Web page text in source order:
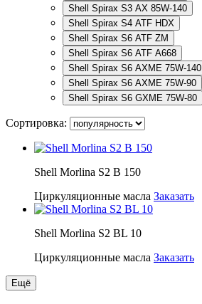
Shell Spirax S3 AX 85W-140
Shell Spirax S4 ATF HDX
Shell Spirax S6 ATF ZM
Shell Spirax S6 ATF А668
Shell Spirax S6 AXME 75W-140
Shell Spirax S6 AXME 75W-90
Shell Spirax S6 GXME 75W-80
Сортировка:
Shell Morlina S2 B 150
Циркуляционные масла Заказать
Shell Morlina S2 BL 10
Циркуляционные масла Заказать
Ещё